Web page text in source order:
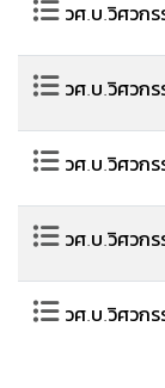
วศ.บ.วิศวกร
วศ.บ.วิศวกร
วศ.บ.วิศวกร
วศ.บ.วิศวกร
วศ.บ.วิศวก